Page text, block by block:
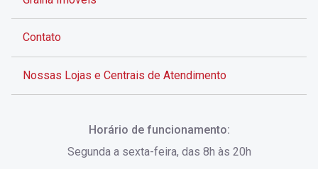
Contato
Nossas Lojas e Centrais de Atendimento
Horário de funcionamento:
Segunda a sexta-feira, das 8h às 20h